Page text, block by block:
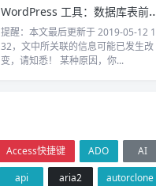
WordPress 工具：
提醒：本文最后更新于 2019-05-12
32，文中所关联的信息可能已发生改
变，请知悉！ 某种原因，你...
Access快捷键 ADO
AI
api aria2
autorclone